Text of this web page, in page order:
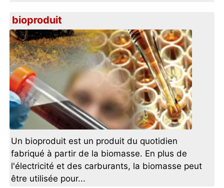
bioproduit
Un bioproduit est un produit du quotidien
fabriqué à partir de la biomasse. En plus de
l'électricité et des carburants, la biomasse peut
être utilisée pour...